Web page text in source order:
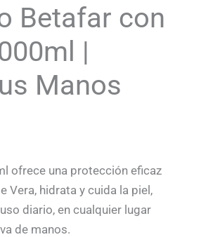
Betafar con
|
Manos
ofrece una protección eficaz
Vera, hidrata y cuida la piel,
diario, en cualquier lugar
de manos.